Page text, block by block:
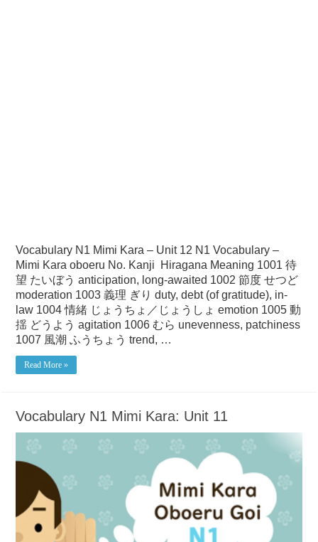
Vocabulary N1 Mimi Kara – Unit 12 N1 Vocabulary –
Mimi Kara oboeru No. Kanji Hiragana Meaning 1001 待
望 たいぼう anticipation, long-awaited 1002 節度 せつど
moderation 1003 義理 ぎり duty, debt (of gratitude), in-
law 1004 情緒 じょうちょ／じょうしょ emotion 1005 動
揺 どうよう agitation 1006 むら unevenness, patchiness
1007 風潮 ふうちょう trend, …
Read More »
Vocabulary N1 Mimi Kara: Unit 11